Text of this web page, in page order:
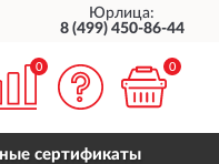
ПО ВСЕЙ РОССИИ
Юрлица:
8 (499) 450-86-44
0 0
сертификаты